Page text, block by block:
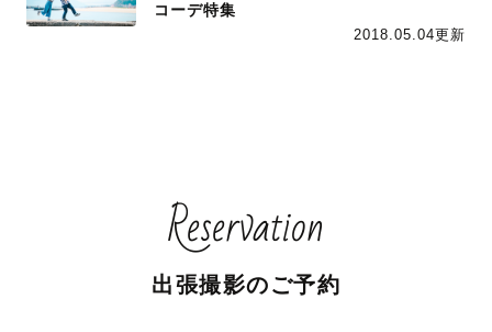
コーデ特集
2018.05.04更新
Reservation
出張撮影のご予約